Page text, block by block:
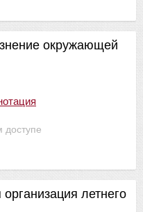
доступе
окружающей
летнего